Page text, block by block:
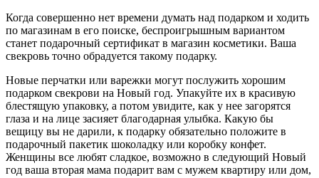
Когда совершенно нет времени думать над подарком и ходить
по магазинам в его поиске, беспроигрышным вариантом
станет подарочный сертификат в магазин косметики. Ваша
свекровь точно обрадуется такому подарку.
Новые перчатки или варежки могут послужить хорошим
подарком свекрови на Новый год. Упакуйте их в красивую
блестящую упаковку, а потом увидите, как у нее загорятся
глаза и на лице засияет благодарная улыбка. Какую бы
вещицу вы не дарили, к подарку обязательно положите в
подарочный пакетик шоколадку или коробку конфет.
Женщины все любят сладкое, возможно в следующий Новый
год ваша вторая мама подарит вам с мужем квартиру или дом,